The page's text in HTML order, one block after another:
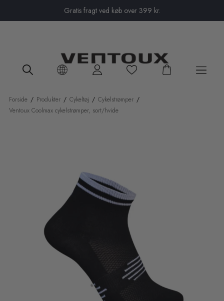
Gratis fragt ved køb over 399 kr.
Forside / Produkter / Cykeltøj / Cykelstrømper /
Ventoux Coolmax cykelstrømper, sort/hvide